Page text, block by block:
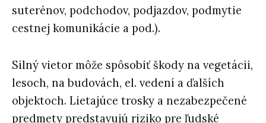
suterénov, podchodov, podjazdov, podmytie
cestnej komunikácie a pod.).
Silný vietor môže spôsobiť škody na vegetácii,
lesoch, na budovách, el. vedení a ďalších
objektoch. Lietajúce trosky a nezabezpečené
predmety predstavujú riziko pre ľudské